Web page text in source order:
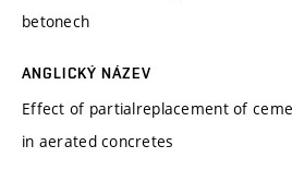
betonech
ANGLICKÝ NÁZEV
Effect of partialreplacement of
in aerated concretes